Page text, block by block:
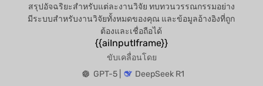
สรุปอัจฉริยะสำหรับแต่ละงานวิจัย ทบทวนวรรณกรรมอย่าง
มีระบบสำหรับงานวิจัยทั้งหมดของคุณ และข้อมูลอ้างอิงที่ถูก
ต้องและเชื่อถือได้
{{aiInputIframe}}